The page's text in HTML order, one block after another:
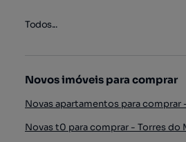
Todos...
Novos imóveis para comprar
Novas apartamentos para comprar
Novas t0 para comprar - Torres do